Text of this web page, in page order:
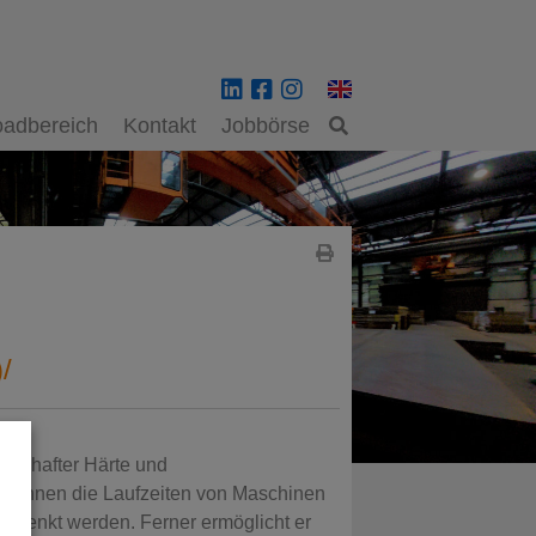
Kontakt Jobbörse
Härte und
können die Laufzeiten von Maschinen
werden. Ferner ermöglicht er